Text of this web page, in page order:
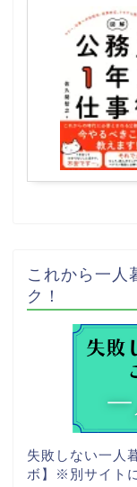
これから一人
ク！
失敗しない一人
ボ】
※別サイト